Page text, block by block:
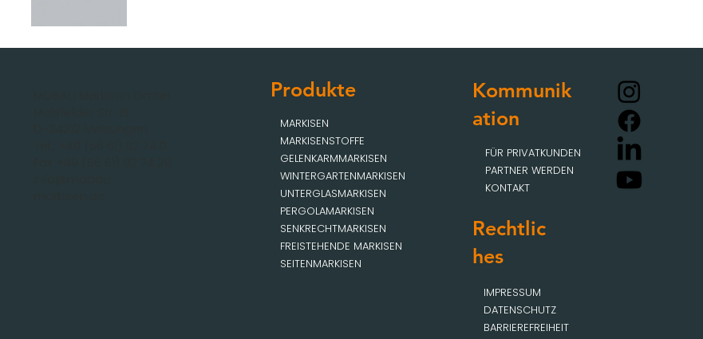
Produkte
MARKISEN
MARKISENSTOFFE
GELENKARMMARKISEN
WINTERGARTENMARKISEN
UNTERGLASMARKISEN
PERGOLAMARKISEN
SENKRECHTMARKISEN
FREISTEHENDE MARKISEN
SEITENMARKISEN
Kommunik
ation
FÜR PRIVATKUNDEN
PARTNER WERDEN
KONTAKT
Rechtlic
hes
IMPRESSUM
DATENSCHUTZ
BARRIEREFREIHEIT